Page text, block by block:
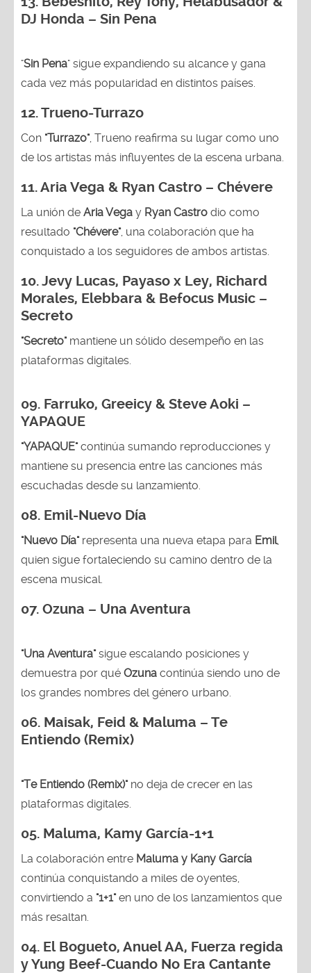
DJ Honda – Sin Pena
"Sin Pena" sigue expandiendo su alcance y gana
cada vez más popularidad en distintos países.
12.Trueno-Turrazo
Con "Turrazo", Trueno reafirma su lugar como uno
de los artistas más influyentes de la escena urbana.
11. Aria Vega & Ryan Castro – Chévere
La unión de Aria Vega y Ryan Castro dio como
resultado "Chévere", una colaboración que ha
conquistado a los seguidores de ambos artistas.
10. Jevy Lucas, Payaso x Ley, Richard
Morales, Elebbara & Befocus Music –
Secreto
"Secreto"mantiene un sólido desempeño en las
plataformas digitales.
09. Farruko, Greeicy & Steve Aoki –
YAPAQUE
"YAPAQUE"continúa sumando reproducciones y
mantiene su presencia entre las canciones más
escuchadas desde su lanzamiento.
08. Emil-Nuevo Día
"Nuevo Día"representa una nueva etapa para Emil,
quien sigue fortaleciendo su camino dentro de la
escena musical.
07. Ozuna – Una Aventura
"Una Aventura"sigue escalando posiciones y
demuestra por qué Ozuna continúa siendo uno de
los grandes nombres del género urbano.
06. Maisak, Feid & Maluma – Te
Entiendo (Remix)
"Te Entiendo (Remix)"no deja de crecer en las
plataformas digitales.
05. Maluma, Kamy García-1+1
La colaboración entre Maluma y Kany García
continúa conquistando a miles de oyentes,
convirtiendo a "1+1"en uno de los lanzamientos que
más resaltan.
04. El Bogueto, Anuel AA, Fuerza regida
y Yung Beef-Cuando No Era Cantante